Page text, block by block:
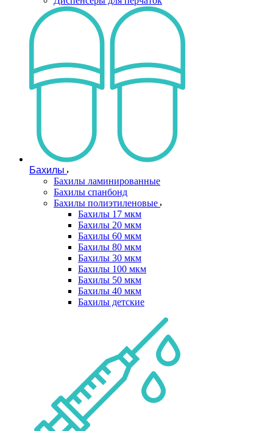
Бахилы
Бахилы ламинированные
Бахилы спанбонд
Бахилы полиэтиленовые
Бахилы 17 мкм
Бахилы 20 мкм
Бахилы 60 мкм
Бахилы 80 мкм
Бахилы 30 мкм
Бахилы 100 мкм
Бахилы 50 мкм
Бахилы 40 мкм
Бахилы детские